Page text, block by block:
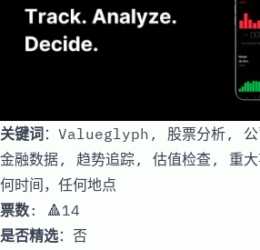
关键词：Valueglyph, 股票分析, 公
金融数据, 趋势追踪, 估值检查, 重
何时间，任何地点
票数: 🔺14
是否精选：否